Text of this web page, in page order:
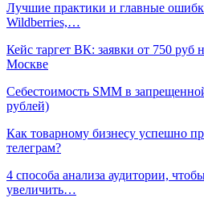
Лучшие практики и главные
Wildberries,…
Кейс таргет ВК: заявки от 750 руб
Москве
Cебестоимость SMM в
рублей)
Как товарному бизнесу успешно
телеграм?
4 способа анализа аудитории,
увеличить…